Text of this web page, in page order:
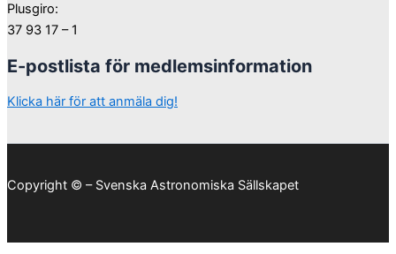
Plusgiro:
37 93 17 – 1
E-postlista för medlemsinformation
Klicka här för att anmäla dig!
Copyright © – Svenska Astronomiska Sällskapet